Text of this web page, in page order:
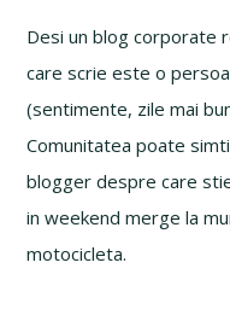
Desi un blog corporate
care scrie este o
(sentimente, zile mai
Comunitatea poate
blogger despre care
in weekend merge la
motocicleta.